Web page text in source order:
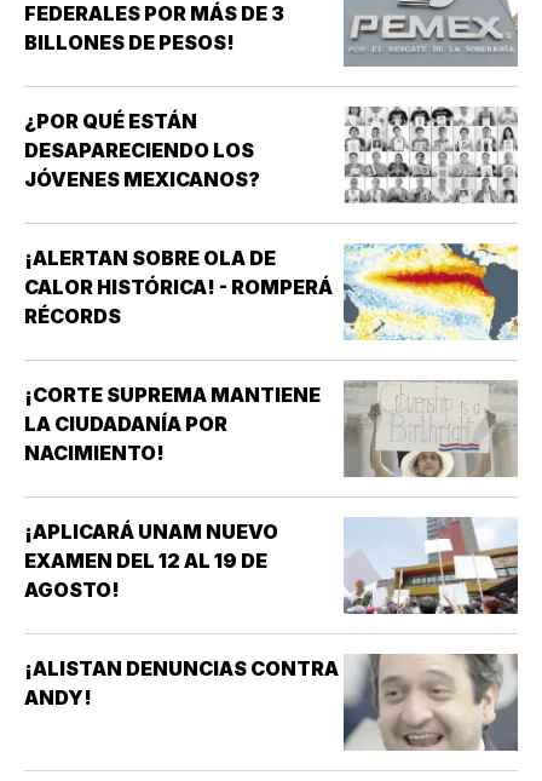
FEDERALES POR MÁS DE 3
BILLONES DE PESOS!
¿POR QUÉ ESTÁN
DESAPARECIENDO LOS
JÓVENES MEXICANOS?
¡ALERTAN SOBRE OLA DE
CALOR HISTÓRICA! - ROMPERÁ
RÉCORDS
¡CORTE SUPREMA MANTIENE
LA CIUDADANÍA POR
NACIMIENTO!
¡APLICARÁ UNAM NUEVO
EXAMEN DEL 12 AL 19 DE
AGOSTO!
¡ALISTAN DENUNCIAS CONTRA
ANDY!